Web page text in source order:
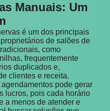
Manuais: Um
é um dos principais
de salões de
como
frequentemente
duplicados e,
clientes e receita.
pode gerar
lucros, pois cada horário
a menos de atender e